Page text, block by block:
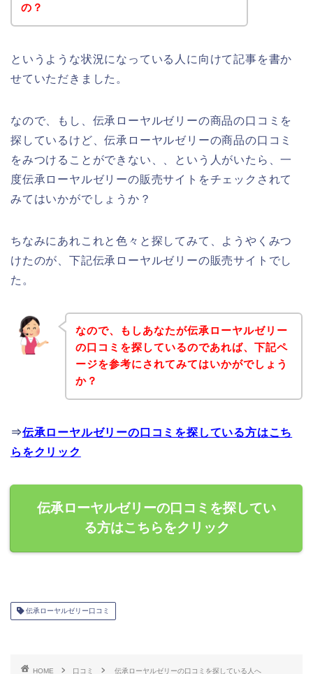
の？
というような状況になっている人に向けて記事を書か
せていただきました。
なので、もし、伝承ローヤルゼリーの商品の口コミを
探しているけど、伝承ローヤルゼリーの商品の口コミ
をみつけることができない、、という人がいたら、一
度伝承ローヤルゼリーの販売サイトをチェックされて
みてはいかがでしょうか？
ちなみにあれこれと色々と探してみて、ようやくみつ
けたのが、下記伝承ローヤルゼリーの販売サイトでし
た。
なので、もしあなたが伝承ローヤルゼリー
の口コミを探しているのであれば、下記ペ
ージを参考にされてみてはいかがでしょう
か？
⇒伝承ローヤルゼリーの口コミを探している方はこち
らをクリック
伝承ローヤルゼリーの口コミを探してい
る方はこちらをクリック
伝承ローヤルゼリー口コミ
HOME 口コミ 伝承ローヤルゼリーの口コミを探している人へ